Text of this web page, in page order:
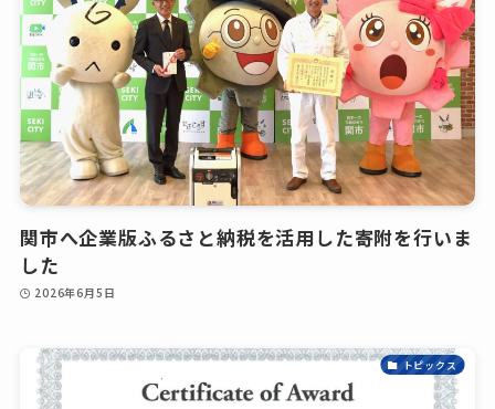
関市へ企業版ふるさと納税を活用した寄附を行いま
した
2026年6月5日
トピックス